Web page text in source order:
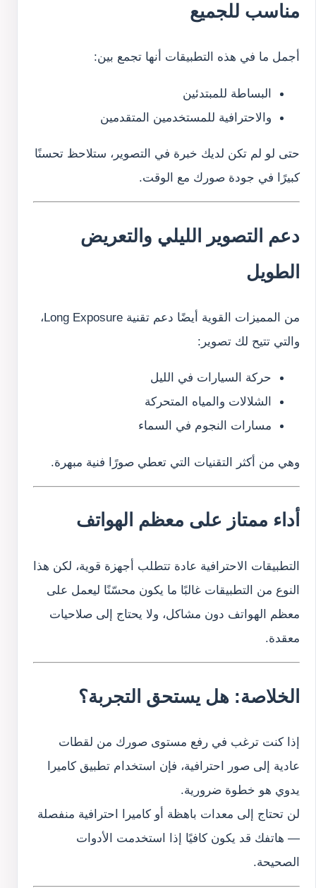
مناسب للجميع
أجمل ما في هذه التطبيقات أنها تجمع بين:
البساطة للمبتدئين
والاحترافية للمستخدمين المتقدمين
حتى لو لم تكن لديك خبرة في التصوير، ستلاحظ تحسنًا
كبيرًا في جودة صورك مع الوقت.
دعم التصوير الليلي والتعريض
الطويل
من المميزات القوية أيضًا دعم تقنية Long Exposure،
والتي تتيح لك تصوير:
حركة السيارات في الليل
الشلالات والمياه المتحركة
مسارات النجوم في السماء
وهي من أكثر التقنيات التي تعطي صورًا فنية مبهرة.
أداء ممتاز على معظم الهواتف
التطبيقات الاحترافية عادة تتطلب أجهزة قوية، لكن هذا
النوع من التطبيقات غالبًا ما يكون محسّنًا ليعمل على
معظم الهواتف دون مشاكل، ولا يحتاج إلى صلاحيات
معقدة.
الخلاصة: هل يستحق التجربة؟
إذا كنت ترغب في رفع مستوى صورك من لقطات
عادية إلى صور احترافية، فإن استخدام تطبيق كاميرا
يدوي هو خطوة ضرورية.
لن تحتاج إلى معدات باهظة أو كاميرا احترافية منفصلة
— هاتفك قد يكون كافيًا إذا استخدمت الأدوات
الصحيحة.